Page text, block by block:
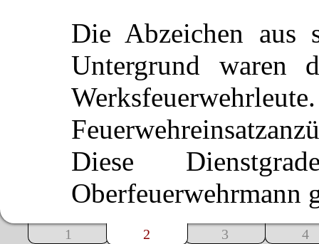
Die Abzeichen aus
Untergrund waren
Diese
Oberfeuerwehrmann
1 2 3 4